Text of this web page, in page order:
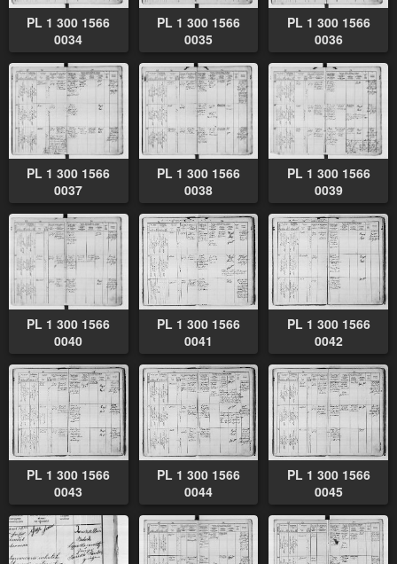
PL 1 300 1566
0034
PL 1 300 1566
0035
PL 1 300 1566
0036
PL 1 300 1566
0037
PL 1 300 1566
0038
PL 1 300 1566
0039
PL 1 300 1566
0040
PL 1 300 1566
0041
PL 1 300 1566
0042
PL 1 300 1566
0043
PL 1 300 1566
0044
PL 1 300 1566
0045